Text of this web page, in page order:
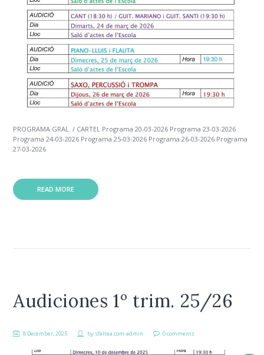
PROGRAMA GRAL. / CARTEL Programa 20-03-2026 Programa 23-03-2026
Programa 24-03-2026 Programa 25-03-2026 Programa 26-03-2026 Programa
27-03-2026
READ MORE
Audiciones 1º trim. 25/26
8 December, 2025 by sfaltea.com-admin 0 comments